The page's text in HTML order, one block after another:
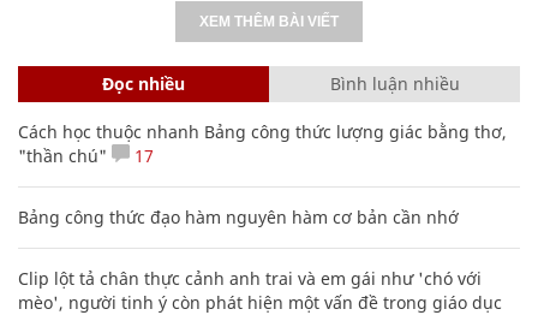
XEM THÊM BÀI VIẾT
Đọc nhiều Bình luận nhiều
Cách học thuộc nhanh Bảng công thức lượng giác bằng thơ,
"thần chú"
17
Bảng công thức đạo hàm nguyên hàm cơ bản cần nhớ
Clip lột tả chân thực cảnh anh trai và em gái như 'chó với
mèo', người tinh ý còn phát hiện một vấn đề trong giáo dục